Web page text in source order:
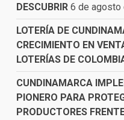
DESCUBRIR 6 de agosto
LOTERÍA DE
CRECIMIENTO EN
LOTERÍAS DE
CUNDINAMARCA
PIONERO PARA
PRODUCTORES